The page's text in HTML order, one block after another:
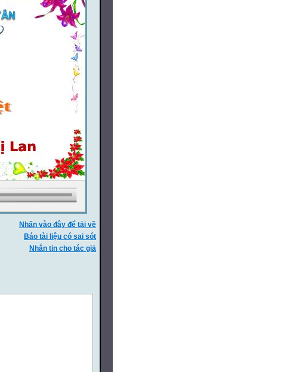
Nhấn vào đây để tải về
Báo tài liệu có sai sót
Nhắn tin cho tác giả